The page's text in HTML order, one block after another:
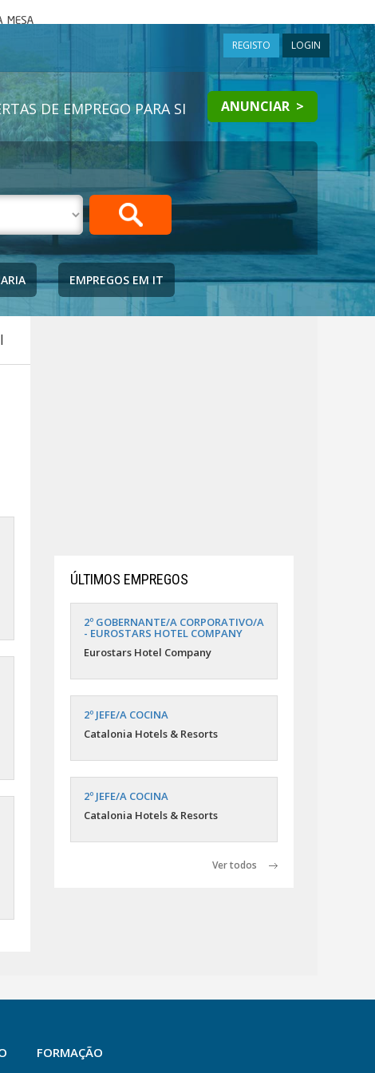
REGISTO LOGIN
DE EMPREGO PARA SI ANUNCIAR >
EMPREGOS EM IT
ÚLTIMOS EMPREGOS
2º GOBERNANTE/A CORPORATIVO/A
- EUROSTARS HOTEL COMPANY
Eurostars Hotel Company
2º JEFE/A COCINA
Catalonia Hotels & Resorts
2º JEFE/A COCINA
Catalonia Hotels & Resorts
Ver todos
FORMAÇÃO